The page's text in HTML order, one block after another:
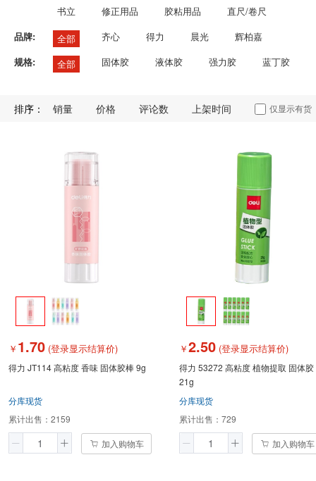
书立
修正用品 胶粘用品
直尺/卷尺
品牌:
全部 齐心 得力 晨光
辉柏嘉
规格:
全部 固体胶 液体胶 强力胶 蓝丁胶
排序： 销量 价格 评论数 上架时间 仅显示有货
￥ 1.70 (登录显示结算价)
得力 JT114 高粘度 香味 固体胶棒 9g
分库现货
累计出售： 2159
加入购物车
￥2.50 (登录显示结算价)
得力 53272 高粘度 植物提取 固体胶
21g
分库现货
累计出售： 729
加入购物车